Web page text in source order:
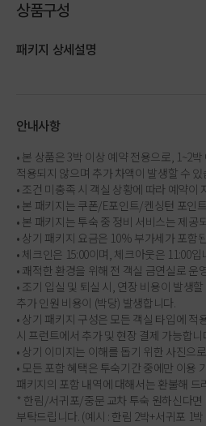
상품구성
패키지 상세설명
안내사항
• 본 상품은 3박 이상 예약 전용으로, 1~2
적용되지 않으며 추가 차액이 발생할 수 있
• 조건 미충족 시 객실 상황에 따라 예약이
• 본 패키지는 쿠폰/E포인트/켄싱턴 포인
• 본 패키지는 투숙 중 정비 서비스는 제공
• 상기 패키지 요금은 10% 부가세가 포함
• 체크인은 15:00이며, 체크아웃은 11:00입
• 쾌적한 환경을 위해 전 객실 금연실로 운
• 조기 입실 및 퇴실 시, 연장 비용이 발생
추가 인원 비용이 (박당) 발생합니다.
• 상기 패키지 구성은 모든 객실 타입에 적
시 프런트에서 추가 및 현장 결제 가능합니
• 상기 이미지는 이해를 돕기 위한 사진으
• 모든 포함 혜택은 투숙기간 중에만 이용
패키지의 포함 내역에 대해서는 환불해 드
* 한림/서귀포/중문 교차 투숙 원하신다면
부탁드립니다. (예시 : 한림 2박+서귀포 1박